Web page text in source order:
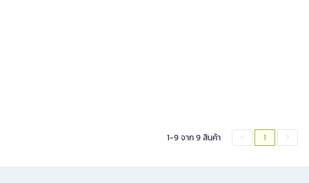
1-9 จาก 9 สินค้า 1